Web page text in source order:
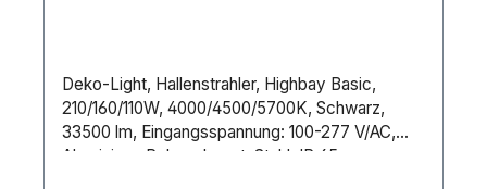
Deko-Light, Hallenstrahler, Highbay Basic,
210/160/110W, 4000/4500/5700K, Schwarz,
33500 lm, Eingangsspannung: 100-277 V/AC,
Aluminium, Polycarbonat, Stahl, IP 65